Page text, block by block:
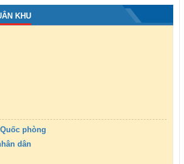
KHU
phòng
dân